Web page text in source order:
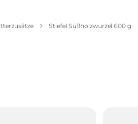
Stiefel Süßholzwurzel 600 g